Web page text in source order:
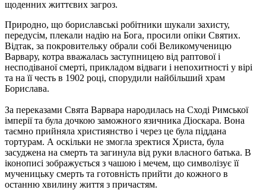
щоденних життєвих загроз.
Природно, що бориславські робітники шукали захисту,
передусім, плекали надію на Бога, просили опіки Святих.
Відтак, за покровительку обрали собі Великомученицю
Варвару, котра вважалась заступницею від раптової і
несподіваної смерті, прикладом відваги і непохитності у вірі
та на її честь в 1902 році, спорудили найбільший храм
Борислава.
За переказами Свята Варвара народилась на Сході Римської
імперії та була дочкою заможного язичника Діоскара. Вона
таємно прийняла християнство і через це була піддана
тортурам. А оскільки не змогла зректися Христа, була
засуджена на смерть та загинула від руки власного батька. В
іконописі зображується з чашою і мечем, що символізує її
мученицьку смерть та готовність прийти до кожного в
останню хвилину життя з причастям.